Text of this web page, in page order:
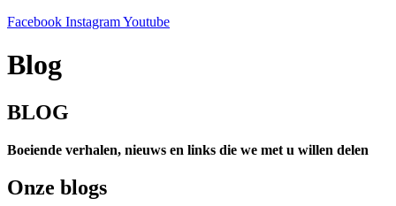
Facebook InstagramYoutube
Blog
BLOG
Boeiende verhalen, nieuws en links die we met u willen delen
Onze blogs